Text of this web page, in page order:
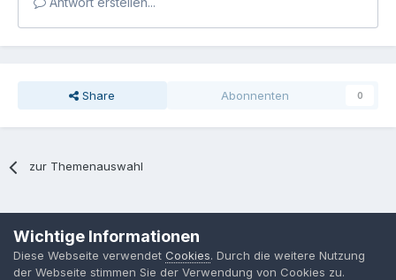
Share Abonnenten 0
zur Themenauswahl
MPP-Engineering
Powered by Invision Community
Wichtige Informationen
Diese Webseite verwendet Cookies. Durch die weitere Nutzung
der Webseite stimmen Sie der Verwendung von Cookies zu.